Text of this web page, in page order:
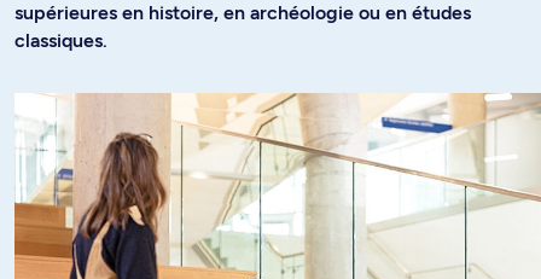
supérieures en histoire, en archéologie ou en études
classiques.